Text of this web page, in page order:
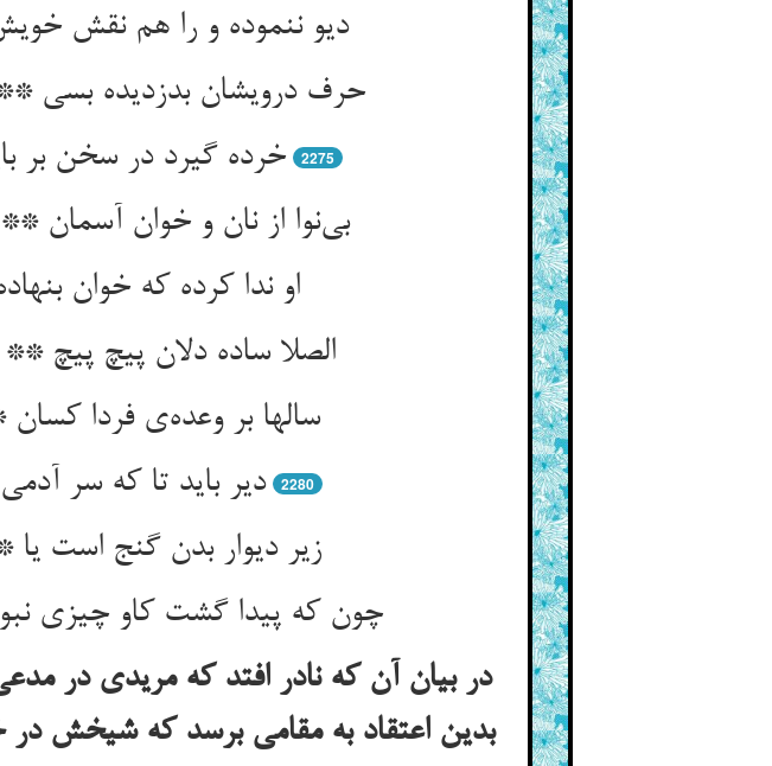
دیو ننموده و را هم نقش خویش ** او همی‌‌گوید ز ابدالیم و بیش‌‌
خرده گیرد در سخن بر
2275
او ندا کرده که خوان بنهاده‌‌ام ** نایب حقم خلیفه زاده‌‌ام‌‌
الصلا ساده دلان پیچ پیچ ** تا خورید از خوان جودم سیر هیچ‌‌
دیر باید تا که سر آدمی ** آشکارا گردد از بیش و کمی‌‌
2280
زیر دیوار بدن گنج است
چون که پیدا گشت کاو چیزی
در بیان آن که نادر افتد که مریدی در
بدین اعتقاد به مقامی برسد که شیخش در